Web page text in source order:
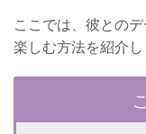
ここでは、彼との
楽しむ方法を紹介し